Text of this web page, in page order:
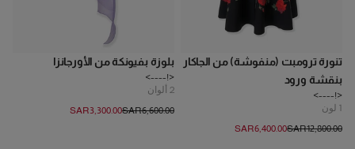
تنورة ترومبت (منفوشة) من الجاكار
بنقشة ورود
<!---->
1 لون
SAR‌12,800.00
SAR‌6,400.00
بلوزة بفيونكة من الأورجانزا
<!---->
2 ألوان
SAR‌6,600.00
SAR‌3,300.00